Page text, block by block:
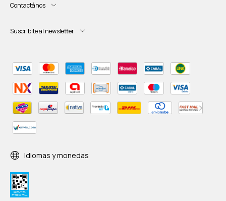
Contactános
Suscribite al newsletter
Idiomas y monedas